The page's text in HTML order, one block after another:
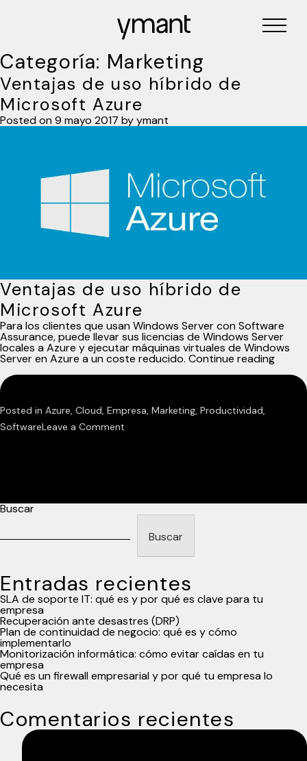
Categoría: Marketing
Ventajas de uso híbrido de
Microsoft Azure
Posted on 9 mayo 2017 byymant
Ventajas de uso híbrido de
Microsoft Azure
Para los clientes que usan Windows Server con Software
Assurance, puede llevar sus licencias de Windows Server
locales a Azure y ejecutar máquinas virtuales de Windows
Server en Azure a un coste reducido. Continue reading
uso
Posted in Azure, Cloud, Empresa, Marketing, Productividad,
SoftwareLeave a Comment
Azure
Buscar
Buscar
Entradas recientes
SLA de soporte IT: qué es y por qué es clave para tu
empresa
Recuperación ante desastres (DRP)
Plan de continuidad de negocio: qué es y cómo
implementarlo
Monitorización informática: cómo evitar caídas en tu
empresa
Qué es un firewall empresarial y por qué tu empresa lo
necesita
Comentarios recientes